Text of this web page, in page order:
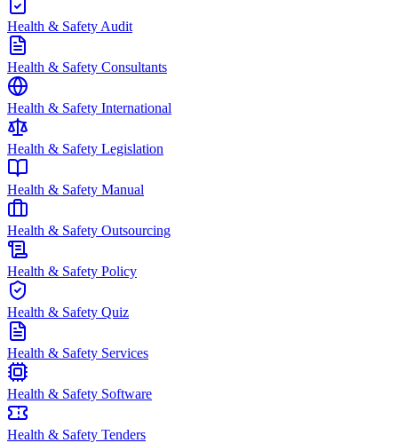
Health & Safety Audit
Health & Safety Consultants
Health & Safety International
Health & Safety Legislation
Health & Safety Manual
Health & Safety Outsourcing
Health & Safety Policy
Health & Safety Quiz
Health & Safety Services
Health & Safety Software
Health & Safety Tenders